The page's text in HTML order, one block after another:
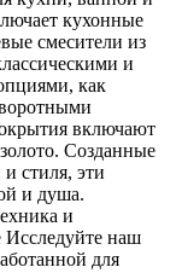
кухонные
смесители из
и
как
включают
Созданные
стиля, эти
и душа.
и
Исследуйте наш
для